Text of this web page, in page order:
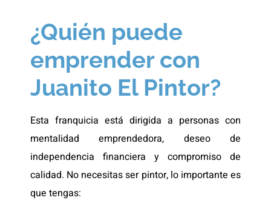
¿Quién puede
emprender con
Juanito El Pintor?
Esta franquicia está dirigida a personas con
mentalidad emprendedora, deseo de
independencia financiera y compromiso de
calidad. No necesitas ser pintor, lo importante es
que tengas: